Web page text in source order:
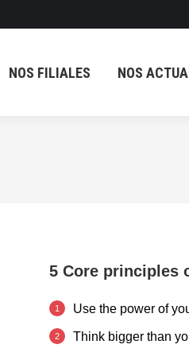
NOS FILIALES NOS
5 Core principles
Use the power of
Think bigger than
NOS FILIALES NOS